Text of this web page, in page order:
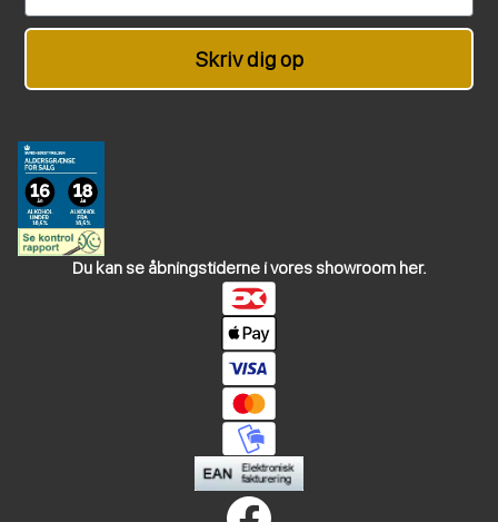
Skriv dig op
Du kan se åbningstiderne i vores showroom her.